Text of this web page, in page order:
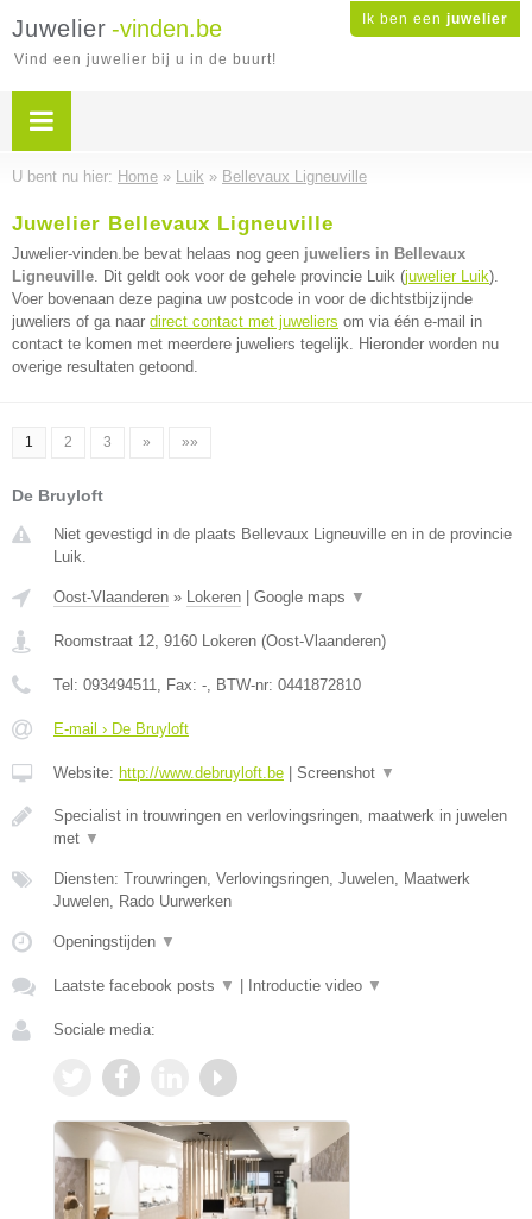
Ik ben een juwelier
Juwelier -vinden.be
Vind een juwelier bij u in de buurt!
U bent nu hier: Home » Luik » Bellevaux Ligneuville
Juwelier Bellevaux Ligneuville
Juwelier-vinden.be bevat helaas nog geen juweliers in Bellevaux
Ligneuville. Dit geldt ook voor de gehele provincie Luik (juwelier Luik).
Voer bovenaan deze pagina uw postcode in voor de dichtstbijzijnde
juweliers of ga naar direct contact met juweliers om via één e-mail in
contact te komen met meerdere juweliers tegelijk. Hieronder worden nu
overige resultaten getoond.
1 2 3 » »»
De Bruyloft
Niet gevestigd in de plaats Bellevaux Ligneuville en in de provincie
Luik.
Oost-Vlaanderen » Lokeren Google maps ▼
Roomstraat 12, 9160 Lokeren (Oost-Vlaanderen)
Tel: 093494511, Fax: -, BTW-nr: 0441872810
E-mail › De Bruyloft
Website: http://www.debruyloft.be Screenshot ▼
Specialist in trouwringen en verlovingsringen, maatwerk in juwelen
met ▼
Diensten: Trouwringen, Verlovingsringen, Juwelen, Maatwerk
Juwelen, Rado Uurwerken
Openingstijden ▼
Laatste facebook posts ▼ Introductie video ▼
Sociale media: